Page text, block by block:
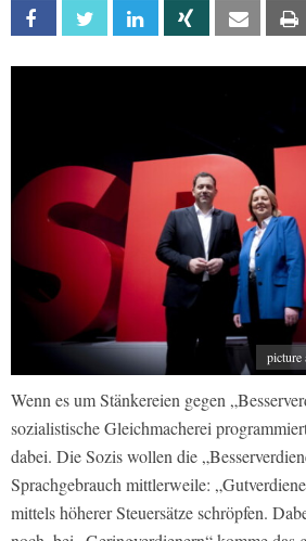
Facebook Twitter Linkedin Xing Email
picture
Wenn es um Stänkereien gegen
sozialistische Gleichmacherei
dabei. Die Sozis wollen die
Sprachgebrauch mittlerweile:
mittels höherer Steuersätze schröpfen.